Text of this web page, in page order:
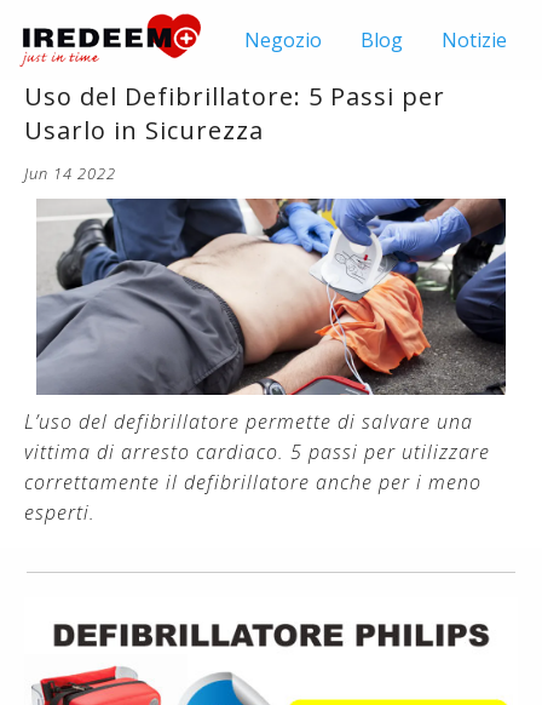
Negozio Blog Notizie
Uso del Defibrillatore: 5 Passi per
Usarlo in Sicurezza
Jun 14 2022
L’uso del defibrillatore permette di salvare una
vittima di arresto cardiaco. 5 passi per utilizzare
correttamente il defibrillatore anche per i meno
esperti.